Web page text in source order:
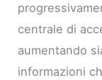
centrale di
aumentando
informazioni